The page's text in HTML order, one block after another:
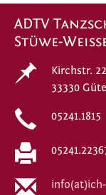
ADTV
Stüwe-
Kirchstr. 22
33330
05241.1815